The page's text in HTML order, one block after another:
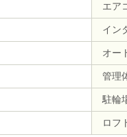
エア
イン
オー
管理
駐輪
ロフ